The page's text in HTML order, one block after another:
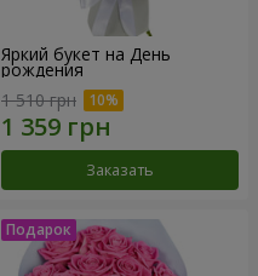
Яркий букет на День
рождения
1 510 грн
Заказать